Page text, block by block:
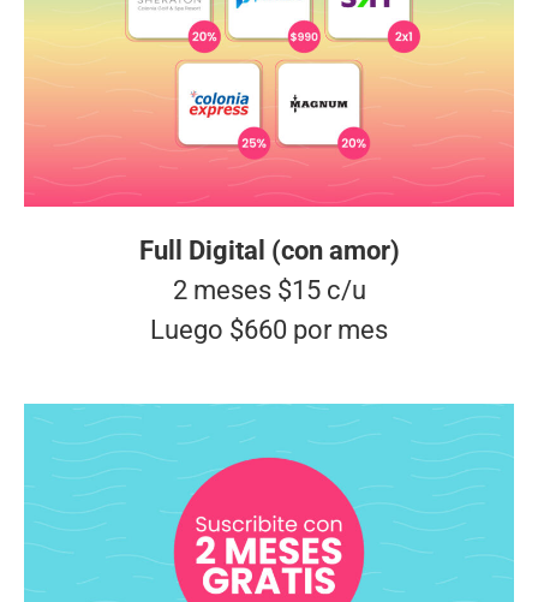
Full Digital (con amor)
2 meses $15 c/u
Luego $660 por mes